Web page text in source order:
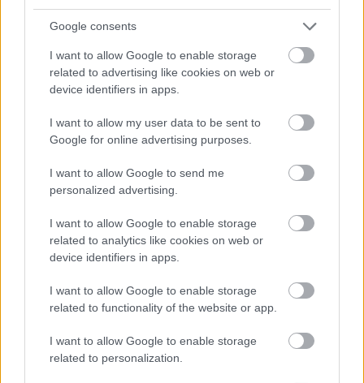
Google consents
I want to allow Google to enable storage
related to advertising like cookies on web or
device identifiers in apps.
I want to allow my user data to be sent to
Google for online advertising purposes.
I want to allow Google to send me
personalized advertising.
I want to allow Google to enable storage
related to analytics like cookies on web or
device identifiers in apps.
I want to allow Google to enable storage
related to functionality of the website or app.
I want to allow Google to enable storage
related to personalization.
nagyszámú, különböző szociális, kulturális hátterű ...
Interkulturális
kompetenciafejlesztés a rendészeti
területen és a szociális területen
dolgozók számára